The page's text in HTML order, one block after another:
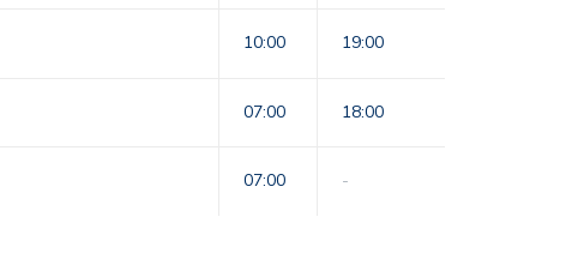
10:00 19:00
07:00 18:00
07:00 -